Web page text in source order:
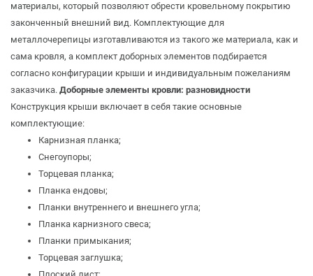
материалы, который позволяют обрести кровельному покрытию
законченный внешний вид. Комплектующие для
металлочерепицы изготавливаются из такого же материала, как и
сама кровля, а комплект доборных элементов подбирается
согласно конфигурации крыши и индивидуальным пожеланиям
заказчика. Доборные элементы кровли: разновидности
Конструкция крыши включает в себя такие основные
комплектующие:
Карнизная планка;
Снегоупоры;
Торцевая планка;
Планка ендовы;
Планки внутреннего и внешнего угла;
Планка карнизного свеса;
Планки примыкания;
Торцевая заглушка;